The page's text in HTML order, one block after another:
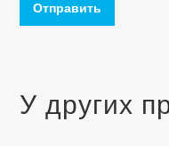
Отправить
У других